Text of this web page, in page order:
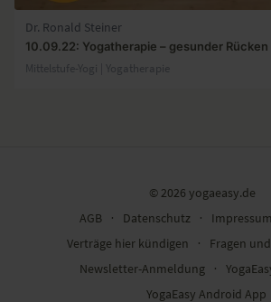
Dr. Ronald Steiner
10.09.22: Yogatherapie – gesunder Rücken
Mittelstufe-Yogi | Yogatherapie
© 2026 yogaeasy.de
AGB
∙ Datenschutz ∙ Impressum
Verträge hier kündigen
∙ Fragen
Newsletter-Anmeldung
∙
YogaEasy Android App